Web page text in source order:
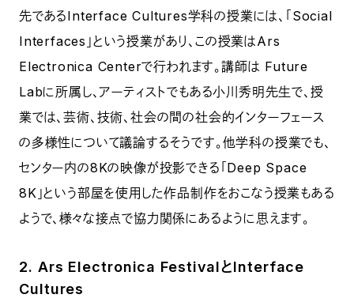
先であるInterface Cultures学科の授業には、「Social
Interfaces」という授業があり、この授業はArs
Electronica Centerで行われます。講師は Future
Labに所属し、アーティストでもある小川秀明先生で、授
業では、芸術、技術、社会の間の社会的インターフェース
の多様性について議論するそうです。他学科の授業でも、
センター内の8Kの映像が投影できる「Deep Space
8K」という部屋を使用した作品制作をおこなう授業もある
ようで、様々な接点で協力関係にあるように思えます。
2. Ars Electronica FestivalとInterface
Cultures